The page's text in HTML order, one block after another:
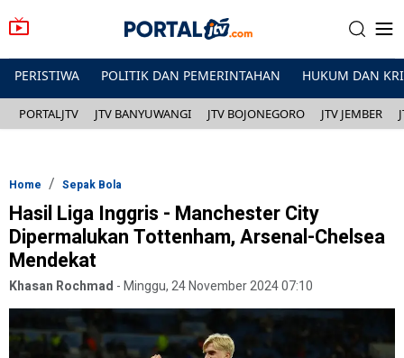
PERISTIWA POLITIK DAN PEMERINTAHAN HUKUM DAN
PORTALJTV JTV BANYUWANGI JTV BOJONEGORO JTV JEMBER
Home Sepak Bola
Hasil Liga Inggris - Manchester City
Dipermalukan Tottenham, Arsenal-Chelsea
Mendekat
Khasan Rochmad -Minggu, 24 November 2024 07:10